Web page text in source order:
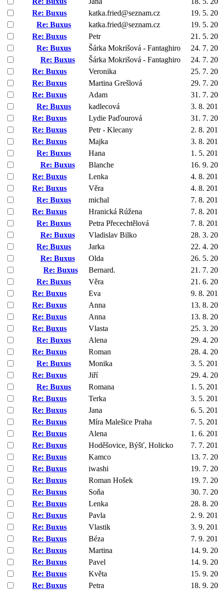
Re: Buxus
katka.fried@seznam.cz
19. 5.
Re: Buxus
katka.fried@seznam.cz
19. 5.
Re: Buxus
Petr
21. 5.
Re: Buxus
Šárka Mokrišová - Fantaghiro
24. 7.
Re: Buxus
Šárka Mokrišová - Fantaghiro
24. 7.
Re: Buxus
Veronika
25. 7.
Re: Buxus
Martina Grešlová
29. 7.
Re: Buxus
Adam
31. 7.
Re: Buxus
kadlecová
3. 8.
Re: Buxus
Lydie Paďourová
31. 7.
Re: Buxus
Petr - Klecany
2. 8.
Re: Buxus
Majka
3. 8.
Re: Buxus
Hana
1. 5.
Re: Buxus
Blanche
16. 9.
Re: Buxus
Lenka
4. 8.
Re: Buxus
Věra
4. 8.
Re: Buxus
michal
7. 8.
Re: Buxus
Hranická Rúžena
7. 8.
Re: Buxus
Petra Přecechtělová
7. 8.
Re: Buxus
Vladislav Bilko
28. 3.
Re: Buxus
Jarka
22. 4.
Re: Buxus
Olda
26. 5.
Re: Buxus
Bernard.
21. 7.
Re: Buxus
Věra
21. 6.
Re: Buxus
Eva
9. 8.
Re: Buxus
Anna
13. 8.
Re: Buxus
Anna
13. 8.
Re: Buxus
Vlasta
25. 3.
Re: Buxus
Alena
29. 4.
Re: Buxus
Roman
28. 4.
Re: Buxus
Monika
3. 5.
Re: Buxus
Jiří
29. 4.
Re: Buxus
Romana
1. 5.
Re: Buxus
Terka
3. 5.
Re: Buxus
Jana
6. 5.
Re: Buxus
Míra Malešice Praha
7. 5.
Re: Buxus
Alena
1. 6.
Re: Buxus
Hoděšovice, Býšť, Holicko
7. 7.
Re: Buxus
Kamco
13. 7.
Re: Buxus
iwashi
19. 7.
Re: Buxus
Roman Hošek
19. 7.
Re: Buxus
Soňa
30. 7.
Re: Buxus
Lenka
28. 8.
Re: Buxus
Pavla
2. 9.
Re: Buxus
Vlastik
3. 9.
Re: Buxus
Béza
7. 9.
Re: Buxus
Martina
14. 9.
Re: Buxus
Pavel
14. 9.
Re: Buxus
Květa
15. 9.
Re: Buxus
Petra
18. 9.